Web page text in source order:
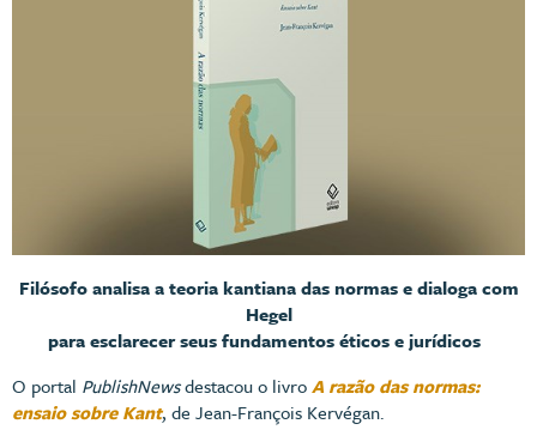
Filósofo analisa a teoria kantiana das normas e dialoga com
Hegel
para esclarecer seus fundamentos éticos e jurídicos
O portal PublishNewsdestacou o livroA razão das normas:
ensaio sobre Kant, de Jean-François Kervégan.